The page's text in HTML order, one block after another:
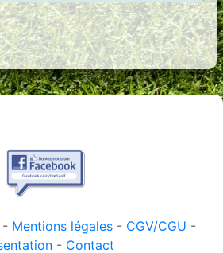
- Mentions légales - CGV/CGU -
- Contact